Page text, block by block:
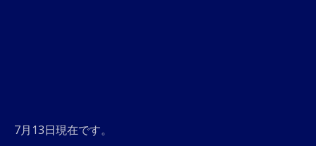
7月13日現在です。